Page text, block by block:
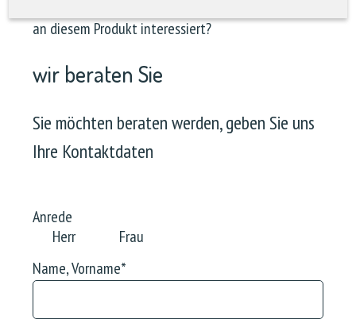
an diesem Produkt interessiert?
wir beraten Sie
Sie möchten beraten werden, geben Sie uns
Ihre Kontaktdaten
Anrede
Herr
Frau
Name, Vorname*